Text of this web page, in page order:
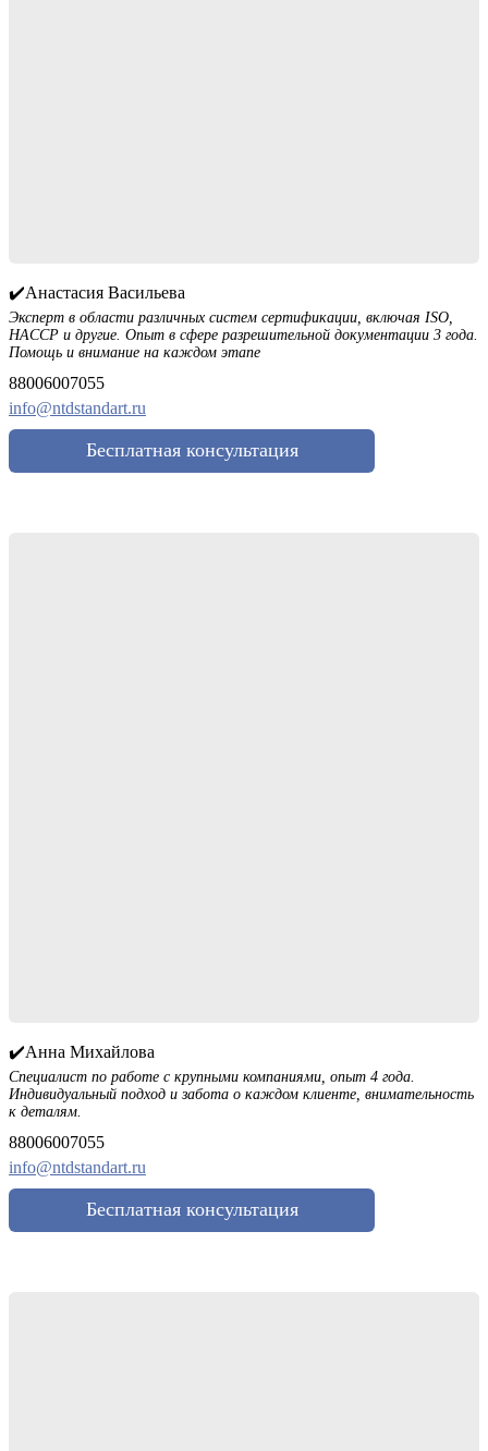
✔️Анастасия Васильева
Эксперт в области различных систем сертификации, включая ISO,
HACCP и другие. Опыт в сфере разрешительной документации 3 года.
Помощь и внимание на каждом этапе
88006007055
info@ntdstandart.ru
Бесплатная консультация
✔️Анна Михайлова
Специалист по работе с крупными компаниями, опыт 4 года.
Индивидуальный подход и забота о каждом клиенте, внимательность
к деталям.
88006007055
info@ntdstandart.ru
Бесплатная консультация